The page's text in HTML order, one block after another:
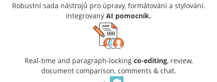
Robustní sada nástrojů pro úpravy, formátování a stylování.
Integrovaný AI pomocník.
Real-time and paragraph-locking co-editing, review,
document comparison, comments & chat.